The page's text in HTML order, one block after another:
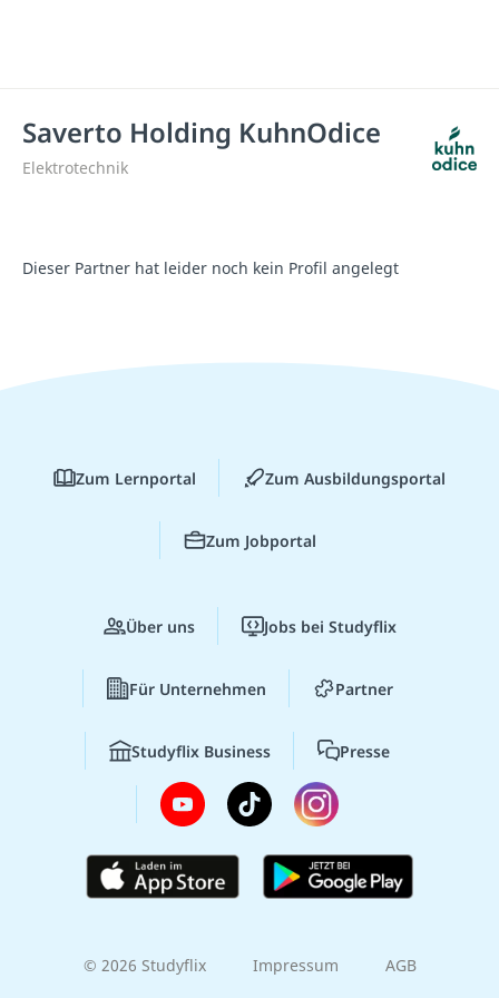
Saverto Holding KuhnOdice
Elektrotechnik
Dieser Partner hat leider noch kein Profil angelegt
Zum Lernportal Zum Ausbildungsportal
Zum Jobportal
Über uns Jobs bei Studyflix
Für Unternehmen Partner
Studyflix Business Presse
© 2026 Studyflix Impressum AGB